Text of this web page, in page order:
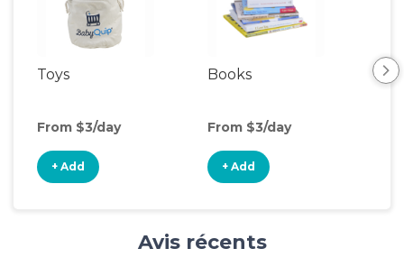
Toys
From $3/day
+ Add
Books
From $3/day
+ Add
Avis récents